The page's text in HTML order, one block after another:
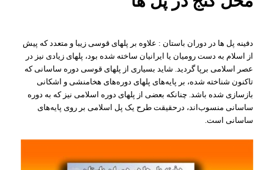
دفینه پل ها در دوران باستان : علاوه‌ بر پلهای‌ قوسی‌ زیبا و متعدد که‌ پیش‌
از اسلام‌ به‌ دست‌ رومیان‌ یا ایرانیان‌ ساخته‌ شده‌ بود، پلهای‌ زیادی‌ نیز در
عصر اسلامی‌ برپا گردید. شاید بسیاری‌ از پلهای‌ قوسی‌ دوره ساسانی‌ که‌
تاکنون‌ شناخته‌ شده‌، بر پایه‌های‌ پلهای‌ دوره‌های‌ هخامنشی‌ و اشکانی‌
بازسازی‌ شده‌ باشد. چنانکه‌ بعضی‌ از پلهای‌ دوره اسلامی‌ نیز که‌ به‌ دوره
ساسانی‌ منسوب‌اند، درحقیقت‌ طرح‌ یک‌ پل‌ اسلامی‌ بر روی‌ پایه‌های‌
ساسانی‌ است‌.